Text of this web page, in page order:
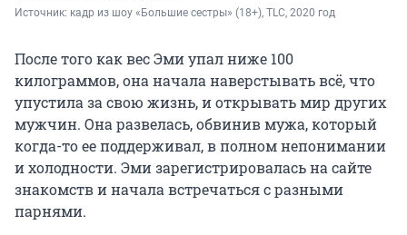
Источник: кадр из шоу «Большие сестры» (18+), TLC, 2020 год
После того как вес Эми упал ниже 100
килограммов, она начала наверстывать всё, что
упустила за свою жизнь, и открывать мир других
мужчин. Она развелась, обвинив мужа, который
когда-то ее поддерживал, в полном непонимании
и холодности. Эми зарегистрировалась на сайте
знакомств и начала встречаться с разными
парнями.